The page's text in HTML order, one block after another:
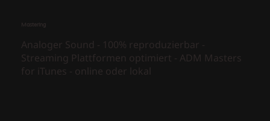
Mastering
Analoger Sound - 100% reproduzierbar -
Streaming Plattformen optimiert - ADM Masters
for iTunes - online oder lokal